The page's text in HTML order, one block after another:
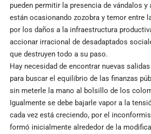
pueden permitir la presencia de vándalos y
están ocasionando zozobra y temor entre
por los daños a la infraestructura
accionar irracional de desadaptados
que destruyen todo a su paso.
Hay necesidad de encontrar nuevas
para buscar el equilibrio de las finanzas
sin meterle la mano al bolsillo de los
Igualmente se debe bajarle vapor a la
cada vez está creciendo, por el
formó inicialmente alrededor de la